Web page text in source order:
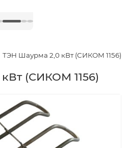
ТЭН Шаурма 2,0 кВт (СИКОМ 1156)
(СИКОМ 1156)